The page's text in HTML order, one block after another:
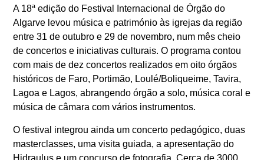
A 18ª edição do Festival Internacional de Órgão do
Algarve levou música e património às igrejas da região
entre 31 de outubro e 29 de novembro, num mês cheio
de concertos e iniciativas culturais. O programa contou
com mais de dez concertos realizados em oito órgãos
históricos de Faro, Portimão, Loulé/Boliqueime, Tavira,
Lagoa e Lagos, abrangendo órgão a solo, música coral e
música de câmara com vários instrumentos.
O festival integrou ainda um concerto pedagógico, duas
masterclasses, uma visita guiada, a apresentação do
Hidraulus e um concurso de fotografia. Cerca de 3000